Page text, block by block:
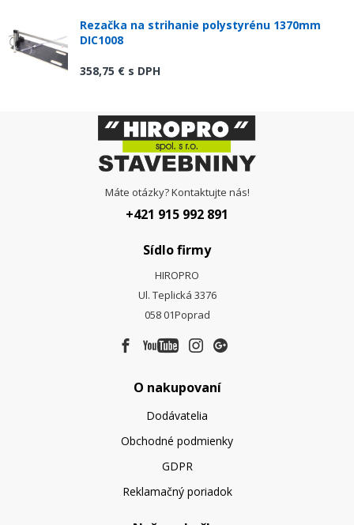
Rezačka na strihanie polystyrénu 1370mm
DIC1008
358,75 € s DPH
Máte otázky? Kontaktujte nás!
+421 915 992 891
Sídlo firmy
HIROPRO
Ul. Teplická 3376
058 01Poprad
O nakupovaní
Dodávatelia
Obchodné podmienky
GDPR
Reklamačný poriadok